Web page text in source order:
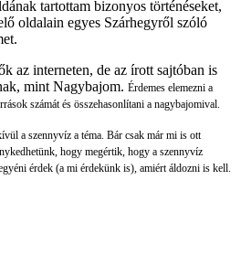
tartottam bizonyos történéseket,
oldalain egyes Szárhegyről szóló
az interneten, de az írott sajtóban is
mint Nagybajom. Érdemes elemezni a
számát és összehasonlítani a nagybajomival.
a szennyvíz a téma. Bár csak már mi is ott
hogy megértik, hogy a szennyvíz
érdek (a mi érdekünk is), amiért áldozni is kell.